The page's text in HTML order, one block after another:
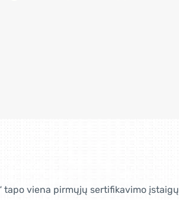
tapo viena pirmųjų sertifikavimo